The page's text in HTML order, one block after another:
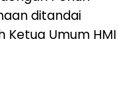
ditandai
Ketua Umum HMI